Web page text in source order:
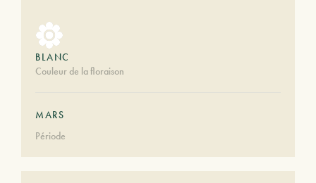
BLANC
Couleur de la floraison
MARS
Période